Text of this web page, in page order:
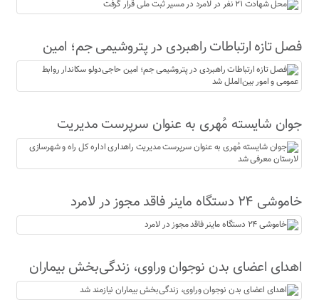
فصل تازه ارتباطات راهبردی در پتروشیمی جم؛ امین
حاجی‌دولو سکاندار روابط عمومی و امور بین‌الملل شد
جوان شایسته مُهری به عنوان سرپرست مدیریت
راهداری اداره کل راه و شهرسازی لارستان معرفی شد
خاموشی ۲۴ دستگاه ماینر فاقد مجوز در لامرد
اهدای اعضای بدن نوجوان وراوی، زندگی‌بخش بیماران
نیازمند شد